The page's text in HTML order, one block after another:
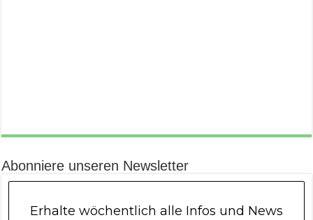
Abonniere unseren Newsletter
Erhalte wöchentlich alle Infos und News